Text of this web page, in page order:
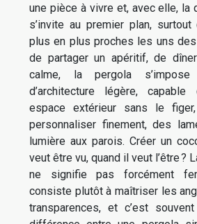
une pièce à vivre et, avec elle, la
s’invite au premier plan,
plus en plus proches les uns des
de partager un apéritif, de
calme, la pergola
d’architecture légère,
espace extérieur sans le
personnaliser finement, des
lumière aux parois. Créer un
veut être vu, quand il veut l’être ?
ne signifie pas forcément
consiste plutôt à maîtriser les
transparences, et c’est